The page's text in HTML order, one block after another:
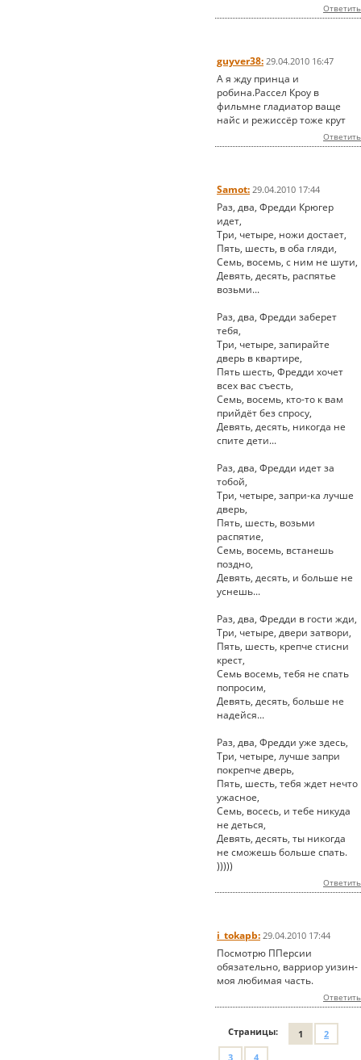
Ответить
guyver38: 29.04.2010 16:47
А я жду принца и
робина.Рассел Кроу в
фильмне гладиатор ваще
найс и режиссёр тоже крут
Ответить
Samot: 29.04.2010 17:44
Раз, два, Фредди Крюгер
идет,
Три, четыре, ножи достает,
Пять, шесть, в оба гляди,
Семь, восемь, с ним не шути,
Девять, десять, распятье
возьми...
Раз, два, Фредди заберет
тебя,
Три, четыре, запирайте
дверь в квартире,
Пять шесть, Фредди хочет
всех вас съесть,
Семь, восемь, кто-то к вам
прийдёт без спросу,
Девять, десять, никогда не
спите дети...
Раз, два, Фредди идет за
тобой,
Три, четыре, запри-ка лучше
дверь,
Пять, шесть, возьми
распятие,
Семь, восемь, встанешь
поздно,
Девять, десять, и больше не
уснешь...
Раз, два, Фредди в гости жди,
Три, четыре, двери затвори,
Пять, шесть, крепче стисни
крест,
Семь восемь, тебя не спать
попросим,
Девять, десять, больше не
надейся...
Раз, два, Фредди уже здесь,
Три, четыре, лучше запри
покрепче дверь,
Пять, шесть, тебя ждет нечто
ужасное,
Семь, восесь, и тебе никуда
не деться,
Девять, десять, ты никогда
не сможешь больше спать.
)))))
Ответить
i_tokapb: 29.04.2010 17:44
Посмотрю ППерсии
обязательно, варриор уизин-
моя любимая часть.
Ответить
Страницы: 1
2
3
4